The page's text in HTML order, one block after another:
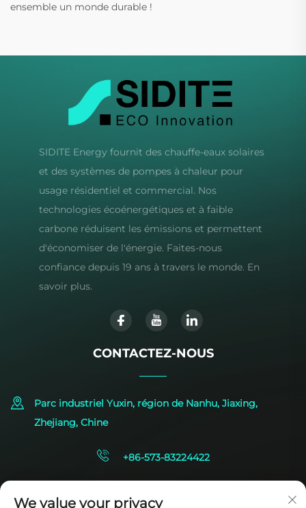
ensemble un monde durable !
SIDITE Energy fournit des chauffe-eaux solaires
et des systèmes de pompes à chaleur pour
usage résidentiel et commercial. Nos
technologies écoénergétiques et à faible
carbone réduisent les émissions et permettent
d'économiser de l'énergie. Faites-nous
confiance depuis 19 ans à travers le monde. En
savoir plus.
CONTACTEZ-NOUS
Parc industriel Yuxin, région de Nanhu, Jiaxing,
Zhejiang, Chine
+86-573-83224422
We value your privacy